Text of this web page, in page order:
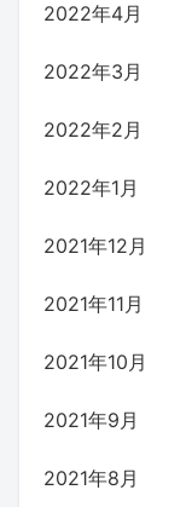
2022年4月
2022年3月
2022年2月
2022年1月
2021年12月
2021年11月
2021年10月
2021年9月
2021年8月